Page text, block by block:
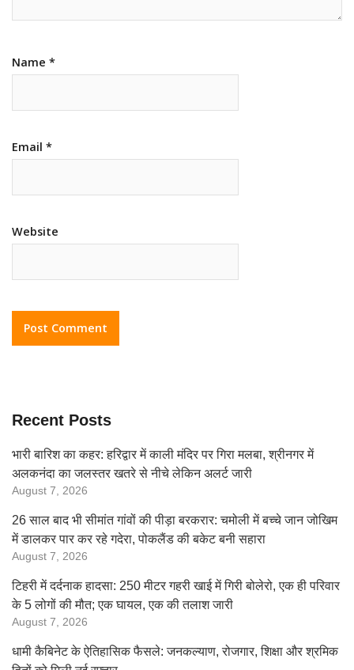
Name *
Email *
Website
Recent Posts
भारी बारिश का कहर: हरिद्वार में काली मंदिर पर गिरा मलबा, श्रीनगर में
अलकनंदा का जलस्तर खतरे से नीचे लेकिन अलर्ट जारी
August 7, 2026
26 साल बाद भी सीमांत गांवों की पीड़ा बरकरार: चमोली में बच्चे जान जोखिम
में डालकर पार कर रहे गदेरा, पोकलैंड की बकेट बनी सहारा
August 7, 2026
टिहरी में दर्दनाक हादसा: 250 मीटर गहरी खाई में गिरी बोलेरो, एक ही परिवार
के 5 लोगों की मौत; एक घायल, एक की तलाश जारी
August 7, 2026
धामी कैबिनेट के ऐतिहासिक फैसले: जनकल्याण, रोजगार, शिक्षा और श्रमिक